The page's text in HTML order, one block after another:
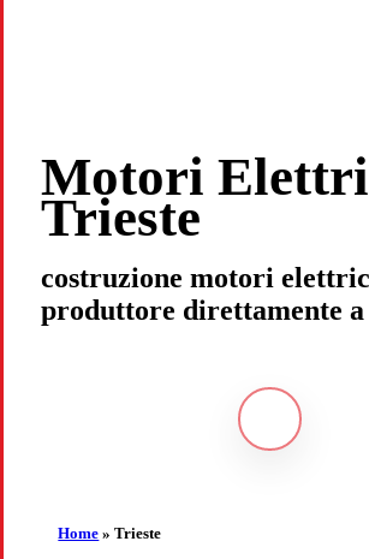
Motori
Trieste
costruzione motori
produttore direttamente a
Navigate
Home »Trieste